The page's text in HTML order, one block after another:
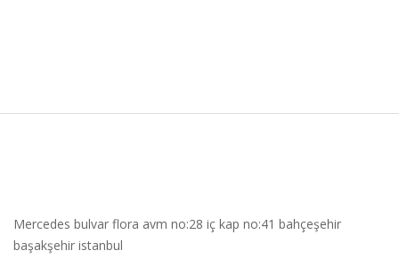
Mercedes bulvar flora avm no:28 iç kap no:41 bahçeşehir
başakşehir istanbul